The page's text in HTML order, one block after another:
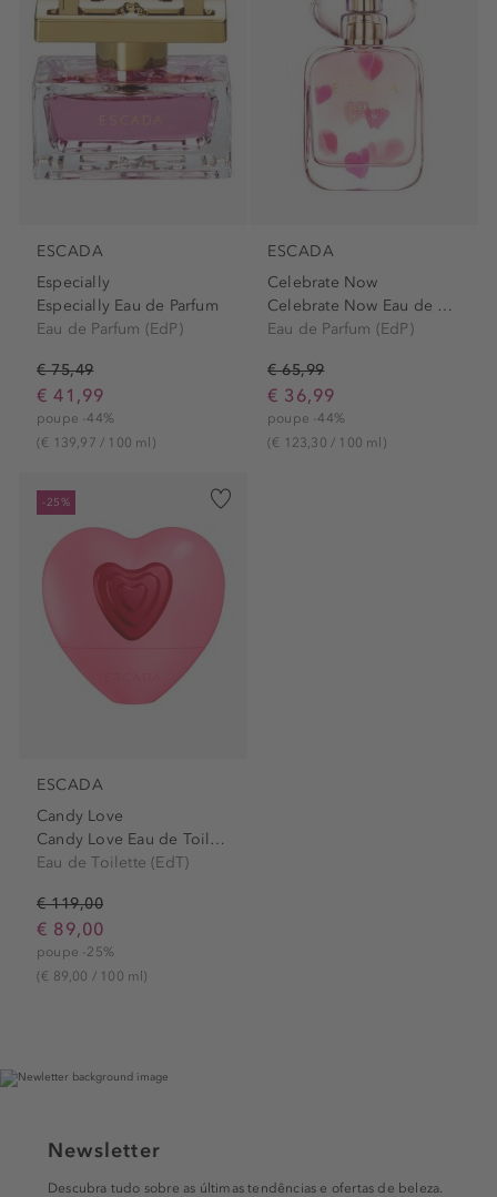
ESCADA
Especially
Especially Eau de Parfum
Eau de Parfum (EdP)
€ 75,49
€ 41,99
poupe -44%
(€ 139,97 / 100 ml)
ESCADA
Celebrate Now
Celebrate Now Eau de Parfum
Eau de Parfum (EdP)
€ 65,99
€ 36,99
poupe -44%
(€ 123,30 / 100 ml)
-25%
ESCADA
Candy Love
Candy Love Eau de Toilette
Eau de Toilette (EdT)
€ 119,00
€ 89,00
poupe -25%
(€ 89,00 / 100 ml)
Newsletter
Descubra tudo sobre as últimas tendências e ofertas de beleza.